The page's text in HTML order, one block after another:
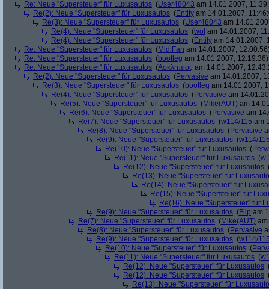
Re: Neue "Supersteuer" für Luxusautos (User48043 am 14.01.2007,
Re(2): Neue "Supersteuer" für Luxusautos (Entity am 14.01.2007,
Re(3): Neue "Supersteuer" für Luxusautos (User48043 am
Re(4): Neue "Supersteuer" für Luxusautos (wol am 14.01.2007,
Re(4): Neue "Supersteuer" für Luxusautos (Entity am 14.01.2007,
Re: Neue "Supersteuer" für Luxusautos (MidiFan am 14.01.2007,
Re: Neue "Supersteuer" für Luxusautos (bootleg am 14.01.2007, 12:19:36)
Re: Neue "Supersteuer" für Luxusautos (Ἀσκληπιός am 14.01.2007,
Re(2): Neue "Supersteuer" für Luxusautos (Pervasive am 14.01.2007,
Re(3): Neue "Supersteuer" für Luxusautos (bootleg am 14.01.2007,
Re(4): Neue "Supersteuer" für Luxusautos (Pervasive am
Re(5): Neue "Supersteuer" für Luxusautos (Mike(AUT) am
Re(6): Neue "Supersteuer" für Luxusautos (Pervasive am
Re(7): Neue "Supersteuer" für Luxusautos (w114/115 am
Re(8): Neue "Supersteuer" für Luxusautos (Pervasive
Re(9): Neue "Supersteuer" für Luxusautos (w114/
Re(10): Neue "Supersteuer" für Luxusautos (
Re(11): Neue "Supersteuer" für Luxusautos (
Re(12): Neue "Supersteuer" für Luxusautos
Re(13): Neue "Supersteuer" für
Re(14): Neue "Supersteuer" für
Re(15): Neue "Supersteuer" für
Re(16): Neue "Supersteuer" für
Re(9): Neue "Supersteuer" für Luxusautos (Flip am
Re(7): Neue "Supersteuer" für Luxusautos (Mike(AUT)
Re(8): Neue "Supersteuer" für Luxusautos (Pervasive
Re(9): Neue "Supersteuer" für Luxusautos (w114/
Re(10): Neue "Supersteuer" für Luxusautos (
Re(11): Neue "Supersteuer" für Luxusautos (
Re(12): Neue "Supersteuer" für Luxusautos
Re(12): Neue "Supersteuer" für Luxusautos
Re(13): Neue "Supersteuer" für